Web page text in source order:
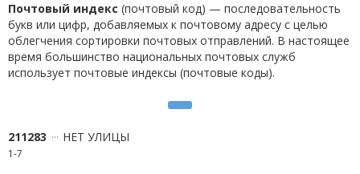
Почтовый индекс (почтовый код) — последовательность
букв или цифр, добавляемых к почтовому адресу с целью
облегчения сортировки почтовых отправлений. В настоящее
время большинство национальных почтовых служб
использует почтовые индексы (почтовые коды).
211283 НЕТ УЛИЦЫ
1-7